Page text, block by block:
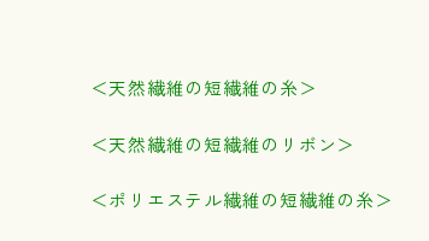
＜天然繊維の短繊維の糸＞
＜天然繊維の短繊維のリボン＞
＜ポリエステル繊維の短繊維の糸＞